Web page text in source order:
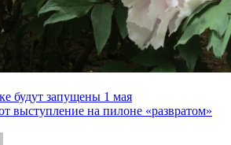
будут запущены 1 мая
выступление на пилоне «развратом»